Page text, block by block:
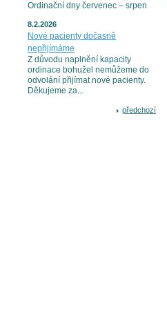
Ordinační dny červenec – srpen
8.2.2026
Nové pacienty dočasně
nepřijímáme
Z důvodu naplnění kapacity
ordinace bohužel nemůžeme do
odvolání přijímat nové pacienty.
Děkujeme za...
předchozí